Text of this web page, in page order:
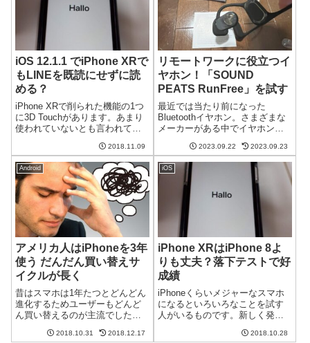
ア我が家...
iOS 12.1.1 でiPhone XRで
もLINEを既読にせずに読
める？
iPhone XRで削られた機能の1つ
に3D Touchがあります。あまり
使われていないとも言われてい
せずに読めるということで重宝
がられているとか。iOS 12.1.1で
はこれがiPhone XRでもできる
よ...
2018.11.09
リモートワークに役立つイ
ヤホン！「SOUND
PEATS RunFree」を試す
最近では当たり前になった
Bluetoothイヤホン。さまざまな
メーカーがある中でイヤホン一
SOUNDPEATSの製品はコストパ
フォーマンスの高さで定評があ
り、私も実際に試してみてその
完成度の高さを実感しました。
そんなSO...
2023.09.22 2023.09.23
Android
アメリカ人はiPhoneを3年
使う だんだん買い替えサ
イクルが長く
昔はスマホは1年たつとどんどん
進化するためユーザーもどんど
ん買い替えるのが主流でした。
い替えまでの期間が長くなって
2018.10.31 2018.12.17
iOS
iPhone XRはiPhone 8よ
りも丈夫？落下テストで好
成績
iPhoneくらいメジャーなスマホ
になるといろいろなことを試す
人がいるものです。新しく発売
やすさを試した記事が複数リリ
2018.10.28